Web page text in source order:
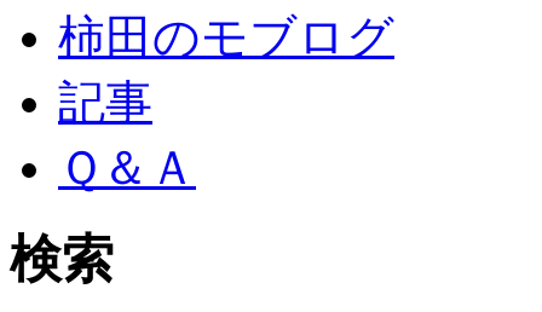
柿田のモブログ
記事
Ｑ＆Ａ
検索